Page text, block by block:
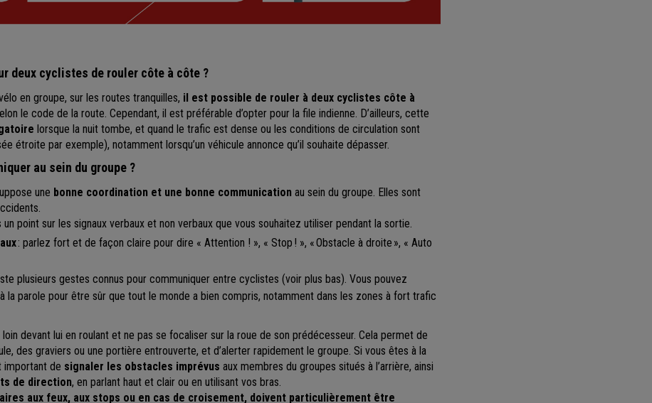
deux cyclistes de rouler côte à côte ?
en groupe, sur les routes tranquilles, il est possible de rouler à deux cyclistes côte à
le code de la route. Cependant, il est préférable d’opter pour la file indienne. D’ailleurs, cette
lorsque la nuit tombe, et quand le trafic est dense ou les conditions de circulation sont
étroite par exemple), notamment lorsqu’un véhicule annonce qu’il souhaite dépasser.
au sein du groupe ?
une bonne coordination et une bonne communication au sein du groupe. Elles sont
point sur les signaux verbaux et non verbaux que vous souhaitez utiliser pendant la sortie.
: parlez fort et de façon claire pour dire « Attention ! », « Stop ! », « Obstacle à droite », « Auto
plusieurs gestes connus pour communiquer entre cyclistes (voir plus bas). Vous pouvez
la parole pour être sûr que tout le monde a bien compris, notamment dans les zones à fort trafic
devant lui en roulant et ne pas se focaliser sur la roue de son prédécesseur. Cela permet de
des graviers ou une portière entrouverte, et d’alerter rapidement le groupe. Si vous êtes à la
important de signaler les obstacles imprévus aux membres du groupes situés à l’arrière, ainsi
de direction, en parlant haut et clair ou en utilisant vos bras.
aux feux, aux stops ou en cas de croisement, doivent particulièrement être